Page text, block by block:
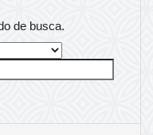
de busca.